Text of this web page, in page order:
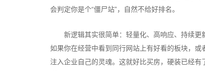
会判定你是个“僵尸站”，自然不给好排名。
新逻辑其实很简单：轻量化、高响应、持续更
如果你在经营中看到同行网站上有好看的板块，
注入企业自己的灵魂。这就好比买房，硬装已经